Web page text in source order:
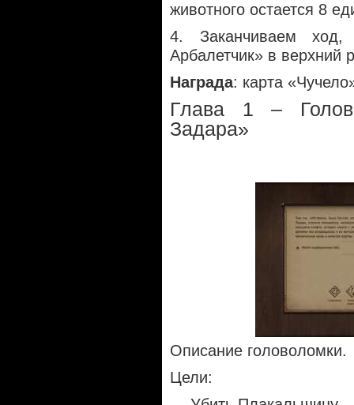
животного остается 8
4. Заканчиваем
Арбалетчик» в верхний
Награда: карта
Глава 1 –
Задара»
Описание головоломки.
Цели: